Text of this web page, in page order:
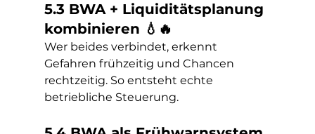
5.3 BWA + Liquiditätsplanung
kombinieren 💧🔥
Wer beides verbindet, erkennt
Gefahren frühzeitig und Chancen
rechtzeitig. So entsteht echte
betriebliche Steuerung.